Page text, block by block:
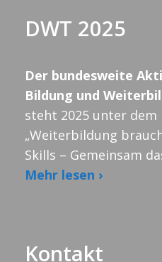
DWT 2025
Der bundesweite
Bildung und
steht 2025 unter
„Weiterbildung
Skills – Gemeinsam
Mehr lesen ›
Kontakt